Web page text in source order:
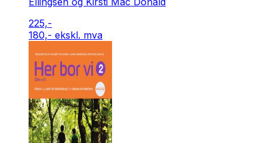
225,-
180,- ekskl. mva